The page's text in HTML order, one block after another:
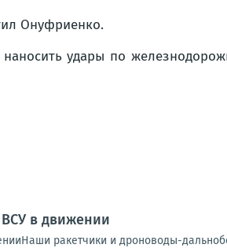
Онуфриенко.
удары по
в движении
ракетчики и дроноводы-